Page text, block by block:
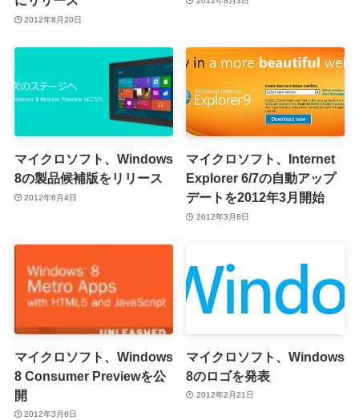
2012年8月20日
マイクロソフト、Windows
8の製品候補版をリリース
2012年6月4日
マイクロソフト、Internet
Explorer 6/7の自動アップ
デートを2012年3月開始
2012年3月8日
マイクロソフト、Windows
8 Consumer Previewを公
開
2012年3月6日
マイクロソフト、Windows
8のロゴを発表
2012年2月21日